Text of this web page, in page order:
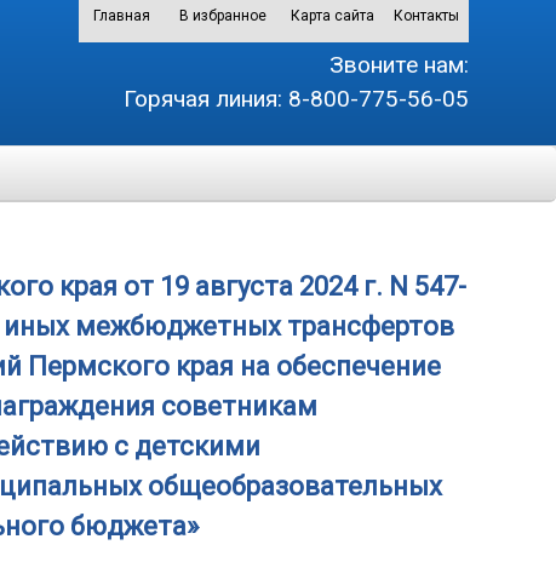
Главная В избранное Карта сайта Контакты
Звоните нам:
Горячая линия: 8-800-775-56-05
края от 19 августа 2024 г. N 547-
иных межбюджетных трансфертов
Пермского края на обеспечение
советникам
с детскими
общеобразовательных
бюджета»